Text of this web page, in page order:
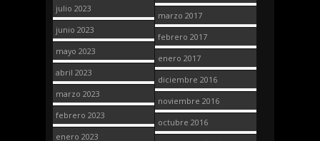
julio 2023
junio 2023
mayo 2023
abril 2023
marzo 2023
febrero 2023
enero 2023
marzo 2017
febrero 2017
enero 2017
diciembre 2016
noviembre 2016
octubre 2016